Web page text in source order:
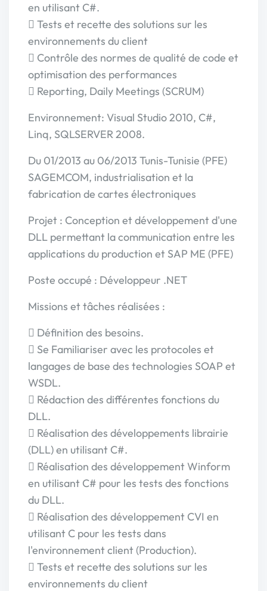
en utilisant C#.
 Tests et recette des solutions sur les
environnements du client
 Contrôle des normes de qualité de code et
optimisation des performances
 Reporting, Daily Meetings (SCRUM)
Environnement: Visual Studio 2010, C#,
Linq, SQLSERVER 2008.
Du 01/2013 au 06/2013 Tunis-Tunisie (PFE)
SAGEMCOM, industrialisation et la
fabrication de cartes électroniques
Projet : Conception et développement d'une
DLL permettant la communication entre les
applications du production et SAP ME (PFE)
Poste occupé : Développeur .NET
Missions et tâches réalisées :
 Définition des besoins.
 Se Familiariser avec les protocoles et
langages de base des technologies SOAP et
WSDL.
 Rédaction des différentes fonctions du
DLL.
 Réalisation des développements librairie
(DLL) en utilisant C#.
 Réalisation des développement Winform
en utilisant C# pour les tests des fonctions
du DLL.
 Réalisation des développement CVI en
utilisant C pour les tests dans
l'environnement client (Production).
 Tests et recette des solutions sur les
environnements du client